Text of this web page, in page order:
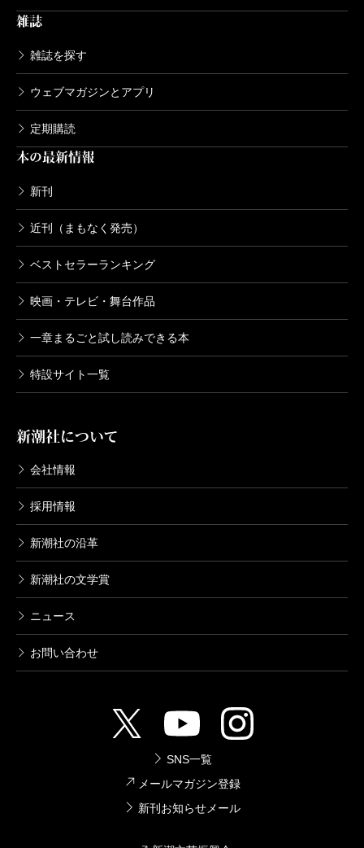
雑誌
雑誌を探す
ウェブマガジンとアプリ
定期購読
本の最新情報
新刊
近刊（まもなく発売）
ベストセラーランキング
映画・テレビ・舞台作品
一章まるごと試し読みできる本
特設サイト一覧
新潮社について
会社情報
採用情報
新潮社の沿革
新潮社の文学賞
ニュース
お問い合わせ
SNS一覧
メールマガジン登録
新刊お知らせメール